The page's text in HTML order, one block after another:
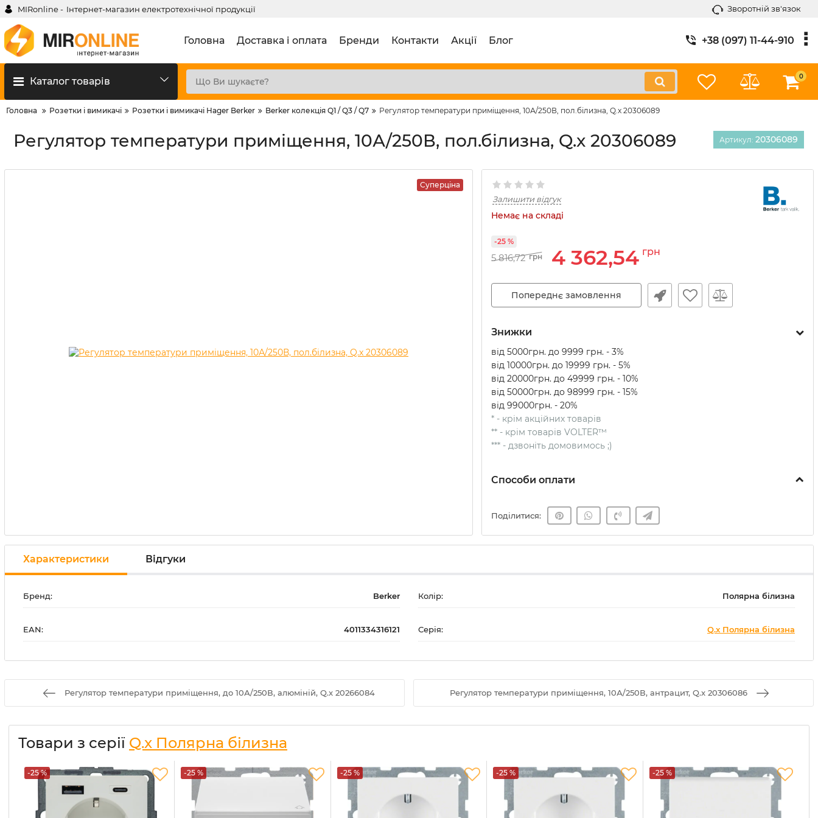
MIRonline - Інтернет-магазин електротехнічної продукції Зворотній зв'язок
Головна Доставка і оплата Бренди Контакти Акції Блог +38 (097) 11-44-910
Каталог товарів 0
Головна Розетки і вимикачі Розетки і вимикачі Hager Berker Berker колекція Q1 / Q3 / Q7 Регулятор температури приміщення, 10А/250В, пол.білизна, Q.x 20306089
Регулятор температури приміщення, 10А/250В, пол.білизна, Q.x 20306089 Артикул: 20306089
Суперціна
Залишити відгук
Немає на складі
5 816,72 грн 4 362,54 грн
-25 %
Попереднє замовлення
Знижки
від 5000грн. до 9999 грн. - 3%
від 10000грн. до 19999 грн. - 5%
від 20000грн. до 49999 грн. - 10%
від 50000грн. до 98999 грн. - 15%
від 99000грн. - 20%
* - крім акційних товарів
** - крім товарів VOLTER™
*** - дзвоніть домовимось ;)
Способи оплати
Поділитися:
Характеристики Відгуки
Бренд: Berker Колір: Полярна білизна
EAN: 4011334316121 Серія: Q.x Полярна білизна
Регулятор температури приміщення, до 10А/250В, алюміній, Q.x 20266084 Регулятор температури приміщення, 10А/250В, антрацит, Q.x 20306086
Товари з серії Q.x Полярна білизна
-25 % -25 % -25 % -25 % -25 %